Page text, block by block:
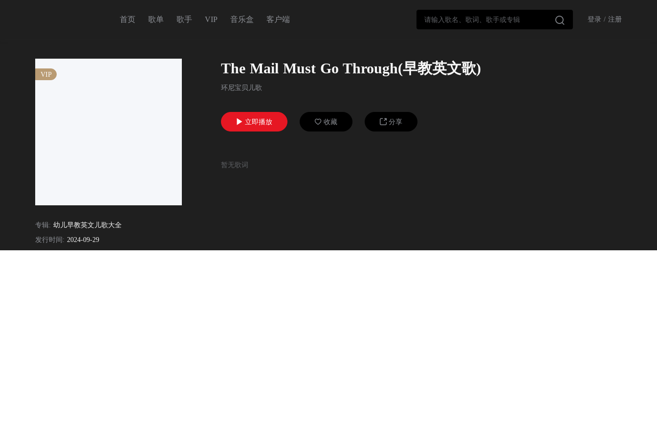
首页 歌单 歌手 VIP 音乐盒 客户端  登录 / 注册
VIP
专辑: 幼儿早教英文儿歌大全
发行时间: 2024-09-29
The Mail Must Go Through(早教英文歌)
环尼宝贝儿歌
 立即播放  收藏  分享
暂无歌词